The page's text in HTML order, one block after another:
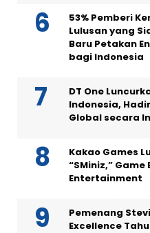
53% Pemberi
Lulusan yang
Baru Petakan
bagi Indonesia
DT One
Indonesia,
Global secara
Kakao Games
“SMiniz,” Game
Entertainment
Pemenang
Excellence